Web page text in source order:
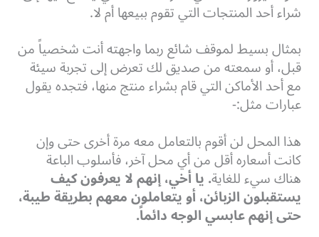
شراء أحد المنتجات التي تقوم ببيعها أم لا.
بمثال بسيط لموقف شائع ربما واجهته أنت شخصياً من
قبل، أو سمعته من صديق لك تعرض إلى تجربة سيئة
مع أحد الأماكن التي قام بشراء منتج منها، فتجده يقول
عبارات مثل:-
هذا المحل لن أقوم بالتعامل معه مرة أخرى حتى وإن
كانت أسعاره أقل من أي محل آخر، فأسلوب الباعة
هناك سيء للغاية. يا أخي، إنهم لا يعرفون كيف
يستقبلون الزبائن، أو يتعاملون معهم بطريقة طيبة،
حتى إنهم عابسي الوجه دائماً.